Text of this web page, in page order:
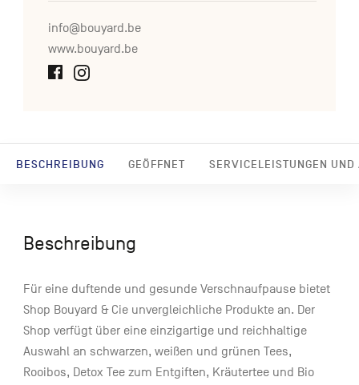
BESCHREIBUNG GEÖFFNET SERVICELEISTUNGEN UND
info@bouyard.be
www.bouyard.be
Beschreibung
Für eine duftende und gesunde Verschnaufpause bietet
Shop Bouyard & Cie unvergleichliche Produkte an. Der
Shop verfügt über eine einzigartige und reichhaltige
Auswahl an schwarzen, weißen und grünen Tees,
Rooibos, Detox Tee zum Entgiften, Kräutertee und Bio